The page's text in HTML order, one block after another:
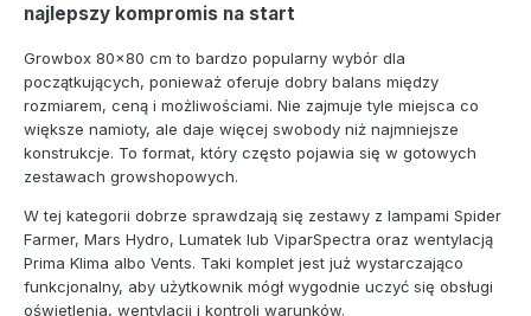
najlepszy kompromis na start
Growbox 80x80 cm to bardzo popularny wybór dla
początkujących, ponieważ oferuje dobry balans między
rozmiarem, ceną i możliwościami. Nie zajmuje tyle miejsca co
większe namioty, ale daje więcej swobody niż najmniejsze
konstrukcje. To format, który często pojawia się w gotowych
zestawach growshopowych.
W tej kategorii dobrze sprawdzają się zestawy z lampami Spider
Farmer, Mars Hydro, Lumatek lub ViparSpectra oraz wentylacją
Prima Klima albo Vents. Taki komplet jest już wystarczająco
funkcjonalny, aby użytkownik mógł wygodnie uczyć się obsługi
oświetlenia, wentylacji i kontroli warunków.